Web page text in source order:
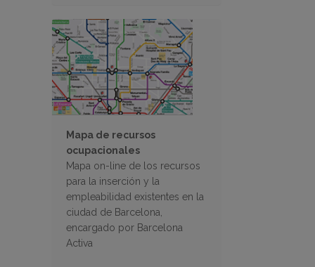
Mapa de recursos
ocupacionales
Mapa on-line de los recursos
para la inserción y la
empleabilidad existentes en la
ciudad de Barcelona,
encargado por Barcelona
Activa